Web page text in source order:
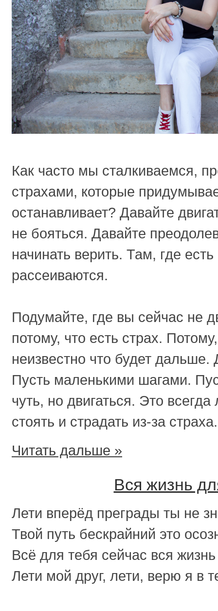
Как часто мы сталкиваемся,
страхами, которые
останавливает? Давайте
не бояться. Давайте
начинать верить. Там, где
рассеиваются.
Подумайте, где вы сейчас не
потому, что есть страх.
неизвестно что будет дальше.
Пусть маленькими шагами.
чуть, но двигаться. Это
стоять и страдать из-за страха.
Читать дальше »
Вся жизнь
Лети вперёд преграды ты не
Твой путь бескрайний это
Всё для тебя сейчас вся
Лети мой друг, лети, верю я в